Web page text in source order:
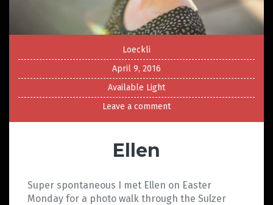
Loeckli
April 9, 2016
Available Light
Leave a comment
Ellen
Super spontaneous I met Ellen on Easter
Monday for a photo walk through the Sulzer